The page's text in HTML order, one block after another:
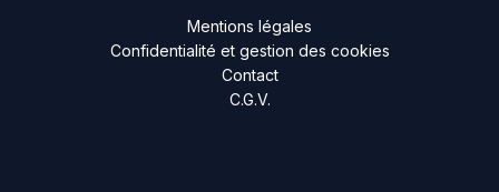
Mentions légales
Confidentialité et gestion des cookies
Contact
C.G.V.